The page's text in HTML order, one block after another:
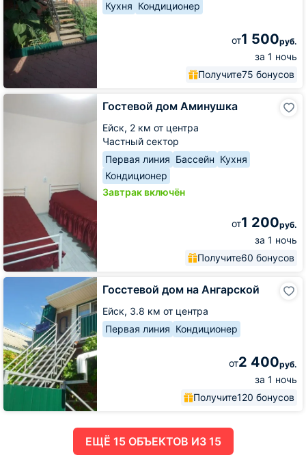
Кухня Кондиционер
от1 500руб.
за 1 ночь
Получите75 бонусов
Гостевой дом Аминушка
Ейск, 2 км от центра
Частный сектор
Первая линия Бассейн Кухня
Кондиционер
Завтрак включён
от1 200руб.
за 1 ночь
Получите60 бонусов
Гостевой
Госстевой дом на Ангарской
Ейск, 3.8 км от центра
Первая линия Кондиционер
от2 400руб.
за 1 ночь
Получите120 бонусов
Госстевой
Ангарской
ЕЩË 15 ОБЪЕКТОВ ИЗ 15